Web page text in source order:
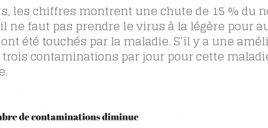
les chiffres montrent une chute de 15 % du
ne faut pas prendre le virus à la légère pour
été touchés par la maladie. S’il y a une
contaminations par jour pour cette